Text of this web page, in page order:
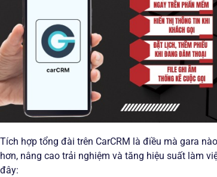
Tích hợp tổng đài trên CarCRM là điều mà gara
hơn, nâng cao trải nghiệm và tăng hiệu suất làm
đây: